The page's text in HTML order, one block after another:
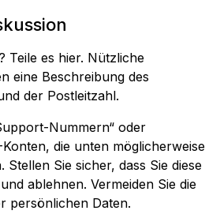
Teile es hier. Nützliche
eine Beschreibung des
der Postleitzahl.
Nummern“ oder
Konten, die unten möglicherweise
Sie sicher, dass Sie diese
ablehnen. Vermeiden Sie die
persönlichen Daten.